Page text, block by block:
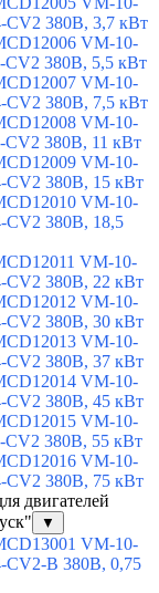
CV2 380В, 3,7 кВт
VM-10-
CV2 380В, 5,5 кВт
VM-10-
CV2 380В, 7,5 кВт
VM-10-
CV2 380В, 11 кВт
VM-10-
CV2 380В, 15 кВт
VM-10-
CV2 380В, 18,5
VM-10-
CV2 380В, 22 кВт
VM-10-
CV2 380В, 30 кВт
VM-10-
CV2 380В, 37 кВт
VM-10-
CV2 380В, 45 кВт
VM-10-
CV2 380В, 55 кВт
VM-10-
CV2 380В, 75 кВт
двигателей
▼
VM-10-
CV2-B 380В, 0,75